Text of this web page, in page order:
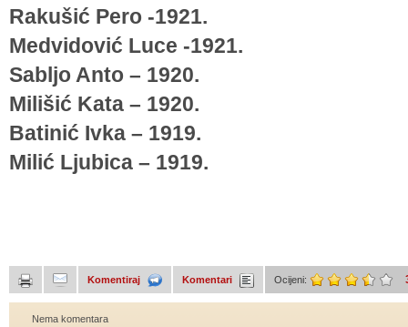
Rakušić Pero -1921.
Medvidović Luce -1921.
Sabljo Anto – 1920.
Milišić Kata – 1920.
Batinić Ivka – 1919.
Milić Ljubica – 1919.
Komentiraj Komentari Ocijeni:
Nema komentara